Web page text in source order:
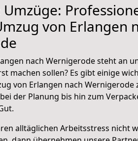
Umzüge:
von Erlangen
nach Wernigerode steht an
machen sollen? Es gibt einige
von Erlangen nach Wernigerode
der Planung bis hin zum
alltäglichen Arbeitsstress nicht